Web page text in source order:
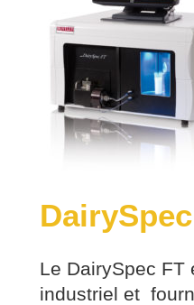
Le DairySpec FT
industriel et